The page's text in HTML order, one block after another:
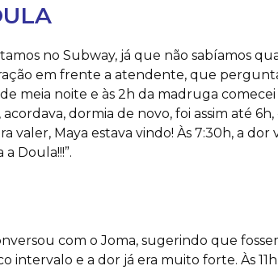
no Subway, já que não sabíamos
em frente a atendente, que
meia noite e às 2h da madruga
dormia de novo, foi assim até
valer, Maya estava vindo! Às 7:30h, a
Doula!!!”.
com o Joma, sugerindo que
intervalo e a dor já era muito forte. Às